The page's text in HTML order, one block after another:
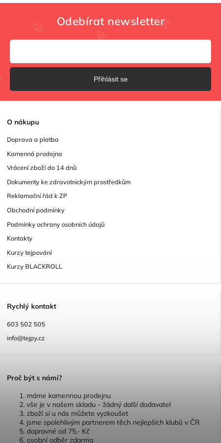
O nákupu
Doprava a platba
Kamenná prodejna
Vrácení zboží do 14 dnů
Dokumenty ke zdravotnickým prostředkům
Reklamační řád k ZP
Obchodní podmínky
Podmínky ochrany osobních údajů
Kontakty
Kurzy tejpování
Kurzy BLACKROLL
Rychlý kontakt
603 502 505
info@tejpy.cz
Proč být s námi?
máme kamennou prodejnu
vše je v našem skladu - žádný další dodavatel
zboží si u nás můžete vyzkoušet
jsme spolehlivým partnerem těch nejlepších klubů v ČR
dopravné od 75,- Kč
osobní odběr zdarma
Odebírat newsletter
Přihlásit se